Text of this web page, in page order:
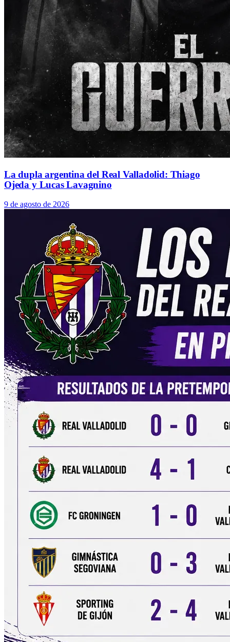
La dupla argentina del Real Valladolid: Thiago
Ojeda y Lucas Lavagnino
9 de agosto de 2026